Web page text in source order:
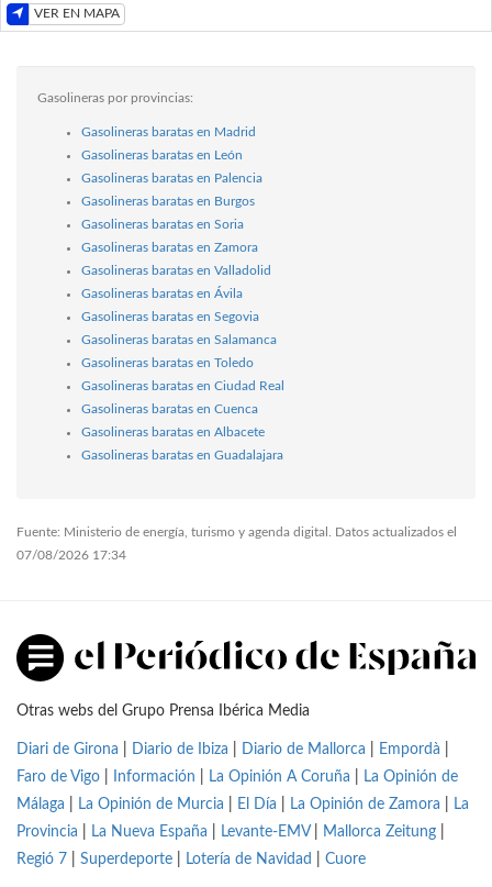
VER EN MAPA
Gasolineras por provincias:
Gasolineras baratas en Madrid
Gasolineras baratas en León
Gasolineras baratas en Palencia
Gasolineras baratas en Burgos
Gasolineras baratas en Soria
Gasolineras baratas en Zamora
Gasolineras baratas en Valladolid
Gasolineras baratas en Ávila
Gasolineras baratas en Segovia
Gasolineras baratas en Salamanca
Gasolineras baratas en Toledo
Gasolineras baratas en Ciudad Real
Gasolineras baratas en Cuenca
Gasolineras baratas en Albacete
Gasolineras baratas en Guadalajara
Fuente: Ministerio de energía, turismo y agenda digital. Datos actualizados el
07/08/2026 17:34
Otras webs del Grupo Prensa Ibérica Media
Diari de Girona Diario de Ibiza Diario de Mallorca Empordà
Faro de Vigo
Información La Opinión A Coruña
La Opinión de
Málaga
La Opinión de Murcia El Día La Opinión de Zamora
La
Provincia
La Nueva España Levante-EMV| Mallorca Zeitung
Regió 7
Superdeporte Lotería de Navidad Cuore